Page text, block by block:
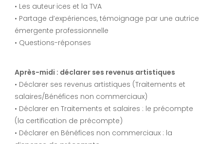
• Les auteur·ices et la TVA
• Partage d’expériences, témoignage par une autrice
émergente professionnelle
• Questions-réponses
Après-midi : déclarer ses revenus artistiques
• Déclarer ses revenus artistiques (Traitements et
salaires/Bénéfices non commerciaux)
• Déclarer en Traitements et salaires : le précompte
(la certification de précompte)
• Déclarer en Bénéfices non commerciaux : la